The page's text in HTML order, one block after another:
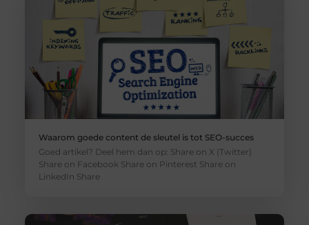
Waarom goede content de sleutel is tot SEO-succes
Goed artikel? Deel hem dan op: Share on X (Twitter)
Share on Facebook Share on Pinterest Share on
LinkedIn Share